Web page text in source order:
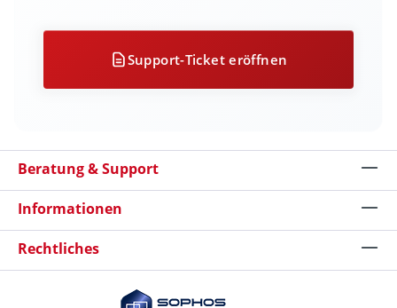
Support-Ticket eröffnen
Beratung & Support
Informationen
Rechtliches